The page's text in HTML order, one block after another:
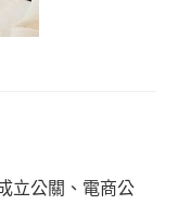
立公關、電商公